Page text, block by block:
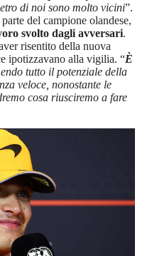
di noi sono molto vicini”.
del campione olandese,
svolto dagli avversari.
risentito della nuova
ipotizzavano alla vigilia. “È
tutto il potenziale della
veloce, nonostante le
cosa riusciremo a fare